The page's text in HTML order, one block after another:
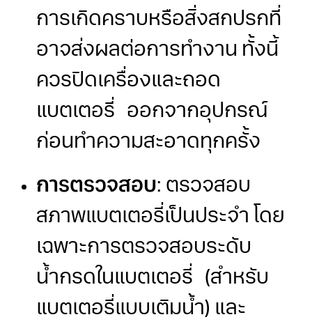
การเกิดคราบหรือสิ่งสกปรกที่
อาจส่งผลต่อการทำงาน ทั้งนี้
ควรปิดเครื่องและถอด
แบตเตอรี่ ออกจากอุปกรณ์
ก่อนทำความสะอาดทุกครั้ง
การตรวจสอบ: ตรวจสอบ
สภาพแบตเตอรี่เป็นประจำ โดย
เฉพาะการตรวจสอบระดับ
น้ำกรดในแบตเตอรี่ (สำหรับ
แบตเตอรี่แบบเติมน้ำ) และ